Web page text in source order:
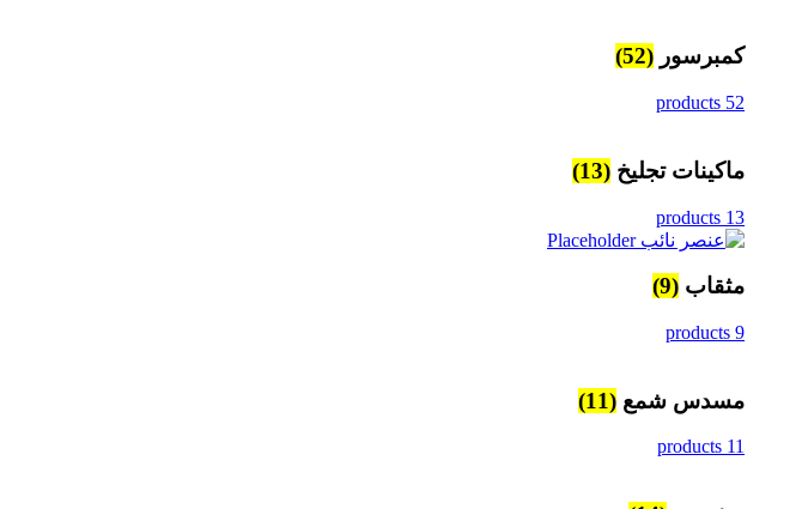
كمبرسور (52)
52 products
ماكينات تجليخ (13)
13 products
مثقاب (9)
9 products
مسدس شمع (11)
11 products